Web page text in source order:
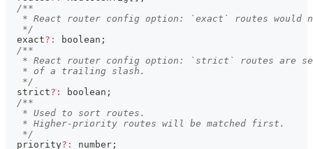
/**
* React router config option: `exact` routes would
   */
  exact
? : boolean ;
/**
* React router config option: `strict` routes are
   * of a trailing slash.
   */
  strict
? : boolean ;
/**
   * Used to sort routes.
   * Higher-priority routes will be matched first.
   */
  priority
? : number ;